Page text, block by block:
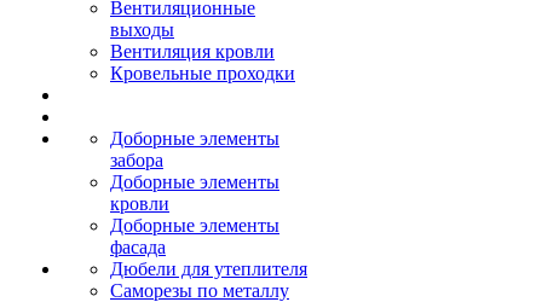
Вентиляционные
выходы
Вентиляция кровли
Кровельные проходки
Доборные элементы
забора
Доборные элементы
кровли
Доборные элементы
фасада
Дюбели для утеплителя
Саморезы по металлу